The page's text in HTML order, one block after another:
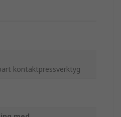
kontaktpressverktyg